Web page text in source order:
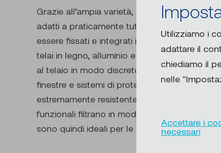
Utilizziamo i
adattare il
chiediamo il
nelle
Accettare i
necessari
Grazie all’ampia varietà, i nostri sistemi di
adatti a praticamente tutti i tipi di finestre,
essere fissati e integrati in un secondo
telai in legno, alluminio e plastica. I robusti
al telaio in modo discreto e assicurano la
finestre e sistemi di protezione solare. Il
estremamente resistente allo sporco ed è
funzionali filtrano in modo efficace anche
sono quindi ideali per le persone allergiche